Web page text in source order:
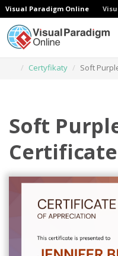
Visual Paradigm Online
Certyfikaty
Soft
Soft
Certificate